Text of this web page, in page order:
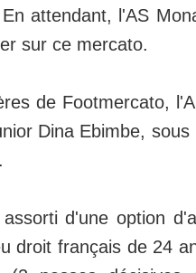
attendant, l'AS
sur ce mercato.
de Footmercato,
Dina Ebimbe,
d'une option
droit français de 24